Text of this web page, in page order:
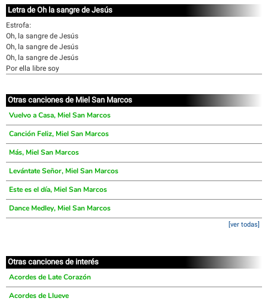
Letra de Oh la sangre de Jesús
Estrofa:
Oh, la sangre de Jesús
Oh, la sangre de Jesús
Oh, la sangre de Jesús
Por ella libre soy
Otras canciones de Miel San Marcos
Vuelvo a Casa, Miel San Marcos
Canción Feliz, Miel San Marcos
Más, Miel San Marcos
Levántate Señor, Miel San Marcos
Este es el día, Miel San Marcos
Dance Medley, Miel San Marcos
[ver todas]
Otras canciones de interés
Acordes de Late Corazón
Acordes de Llueve